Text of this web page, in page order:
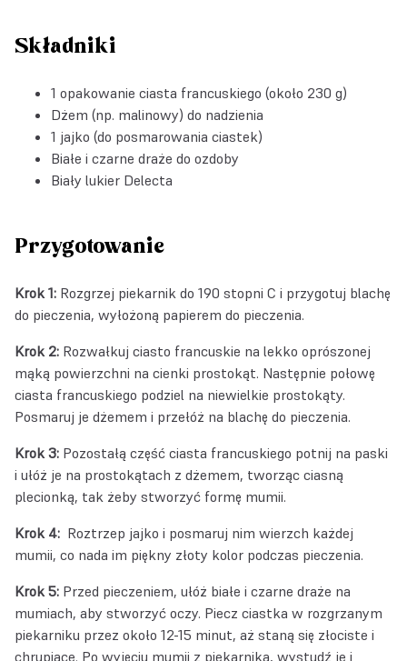
Składniki
1 opakowanie ciasta francuskiego (około 230 g)
Dżem (np. malinowy) do nadzienia
1 jajko (do posmarowania ciastek)
Białe i czarne draże do ozdoby
Biały lukier Delecta
Przygotowanie
Krok 1: Rozgrzej piekarnik do 190 stopni C i przygotuj blachę
do pieczenia, wyłożoną papierem do pieczenia.
Krok 2: Rozwałkuj ciasto francuskie na lekko oprószonej
mąką powierzchni na cienki prostokąt. Następnie połowę
ciasta francuskiego podziel na niewielkie prostokąty.
Posmaruj je dżemem i przełóż na blachę do pieczenia.
Krok 3: Pozostałą część ciasta francuskiego potnij na paski
i ułóż je na prostokątach z dżemem, tworząc ciasną
plecionką, tak żeby stworzyć formę mumii.
Krok 4: Roztrzep jajko i posmaruj nim wierzch każdej
mumii, co nada im piękny złoty kolor podczas pieczenia.
Krok 5: Przed pieczeniem, ułóż białe i czarne draże na
mumiach, aby stworzyć oczy. Piecz ciastka w rozgrzanym
piekarniku przez około 12-15 minut, aż staną się złociste i
chrupiące. Po wyjęciu mumii z piekarnika, wystudź je i